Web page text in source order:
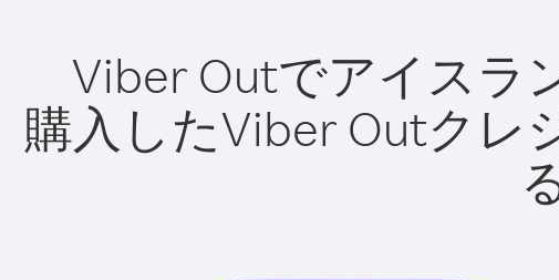
Viber Outでアイスラ
購入したViber Outクレ